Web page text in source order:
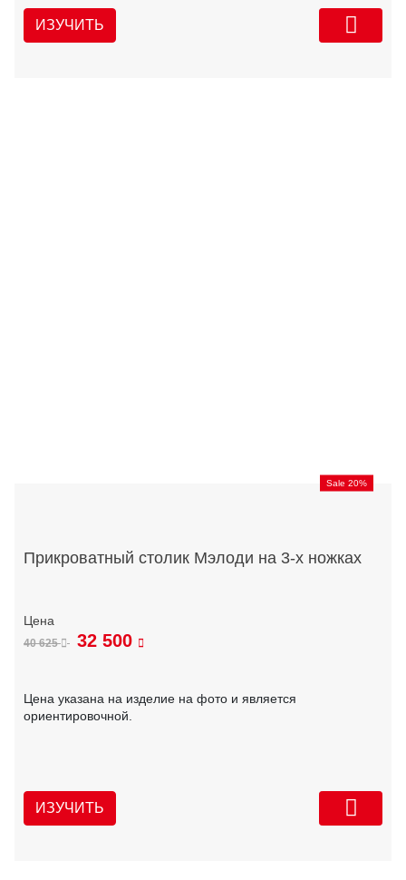
ИЗУЧИТЬ
Sale 20%
Прикроватный столик Мэлоди на 3-х ножках
40 625 32 500
Цена указана на изделие на фото и является
ориентировочной.
ИЗУЧИТЬ